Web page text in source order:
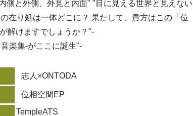
側と外側、外見と内面" "目に見える世界と見えない
在り処は一体どこに？ 果たして、貴方はこの「位
解けますでしょうか？"-
楽集-がここに誕生"-
志人×ONTODA
位相空間EP
TempleATS